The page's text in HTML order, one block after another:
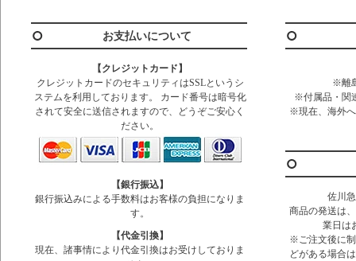
お支払いについて
【クレジットカード】
クレジットカードのセキュリティはSSLというシ
ステムを利用しております。 カード番号は暗号化
されて安全に送信されますので、どうぞご安心く
ださい。
【銀行振込】
銀行振込みによる手数料はお客様の負担になりま
す。
【代金引換】
現在、諸事情により代金引換はお受けしておりま
※離
※付属品・関
※現在、海外
佐川
商品の発送は
業日は
※ご注文後に
どがある場合